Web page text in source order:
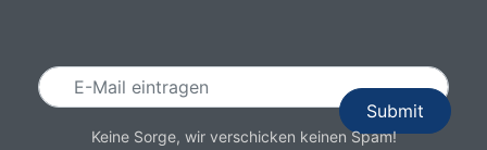
Keine Sorge, wir verschicken keinen Spam!